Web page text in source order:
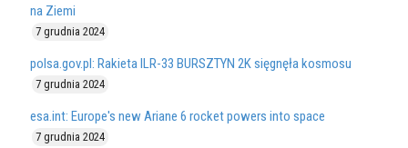
na Ziemi
7 grudnia 2024
polsa.gov.pl: Rakieta ILR-33 BURSZTYN 2K sięgnęła kosmosu
7 grudnia 2024
esa.int: Europe's new Ariane 6 rocket powers into space
7 grudnia 2024